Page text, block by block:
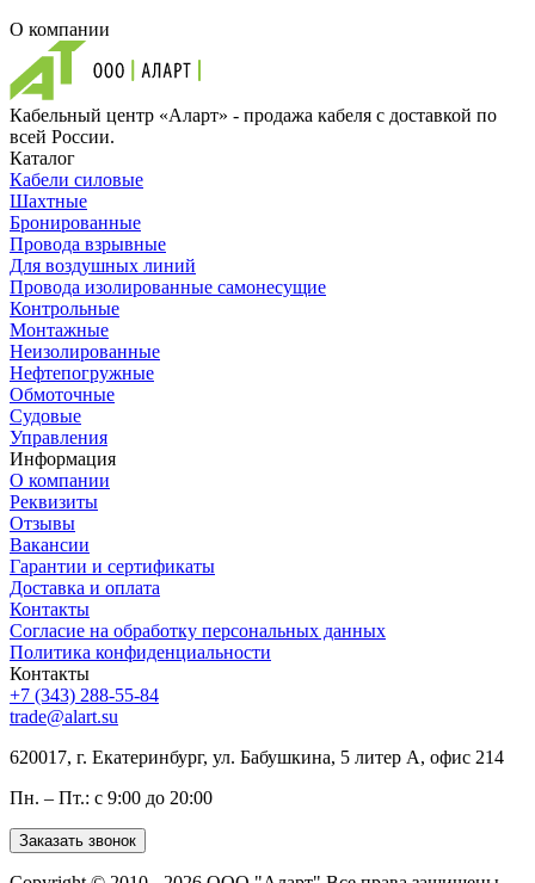
О компании
Кабельный центр «Аларт» - продажа кабеля с доставкой по
всей России.
Каталог
Кабели силовые
Шахтные
Бронированные
Провода взрывные
Для воздушных линий
Провода изолированные самонесущие
Контрольные
Монтажные
Неизолированные
Нефтепогружные
Обмоточные
Судовые
Управления
Информация
О компании
Реквизиты
Отзывы
Вакансии
Гарантии и сертификаты
Доставка и оплата
Контакты
Согласие на обработку персональных данных
Политика конфиденциальности
Контакты
+7 (343) 288-55-84
trade@alart.su
620017, г. Екатеринбург, ул. Бабушкина, 5 литер А, офис 214
Пн. – Пт.: с 9:00 до 20:00
Заказать звонок